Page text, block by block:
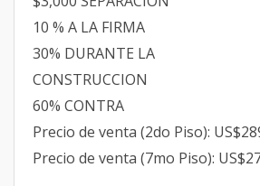
10 % A LA FIRMA
30% DURANTE LA
CONSTRUCCION
60% CONTRA
Precio de venta (2do Piso):
Precio de venta (7mo Piso):